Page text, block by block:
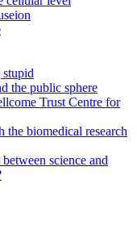
the public sphere
Trust Centre for
the biomedical research
science and